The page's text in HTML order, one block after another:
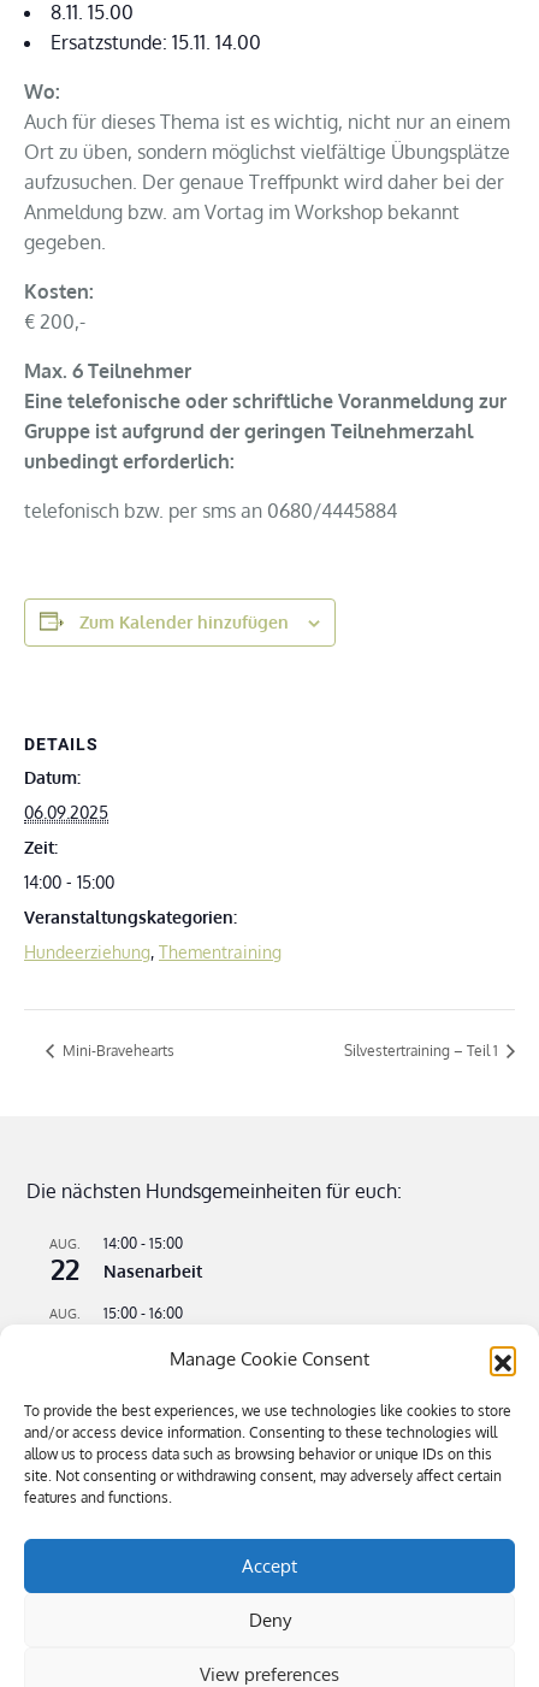
Manage Cookie Consent
To provide the best experiences, we use technologies like cookies to store
and/or access device information. Consenting to these technologies will
allow us to process data such as browsing behavior or unique IDs on this
site. Not consenting or withdrawing consent, may adversely affect certain
features and functions.
Accept
Deny
View preferences
8.11. 15.00
Ersatzstunde: 15.11. 14.00
Wo:
Auch für dieses Thema ist es wichtig, nicht nur an einem
Ort zu üben, sondern möglichst vielfältige Übungsplätze
aufzusuchen. Der genaue Treffpunkt wird daher bei der
Anmeldung bzw. am Vortag im Workshop bekannt
gegeben.
Kosten:
€ 200,-
Max. 6 Teilnehmer
Eine telefonische oder schriftliche Voranmeldung zur
Gruppe ist aufgrund der geringen Teilnehmerzahl
unbedingt erforderlich:
telefonisch bzw. per sms an 0680/4445884
Zum Kalender hinzufügen
DETAILS
Datum:
06.09.2025
Zeit:
14:00 - 15:00
Veranstaltungskategorien:
Hundeerziehung, Thementraining
Mini-Bravehearts Silvestertraining – Teil 1
Die nächsten Hundsgemeinheiten für euch:
AUG.
22
14:00 -15:00
Nasenarbeit
AUG. 15:00 -16:00
23 Flusswandern – kühle Pfoten an heißen Tagen
SEP.
4
16:00- 18:30
Bitte kommen – Kommen auf Ruf Teil 3
Öffnungszeiten: Mi-Sa 9.00-19.00, So 10.00-16.00 | Tel 0043 680